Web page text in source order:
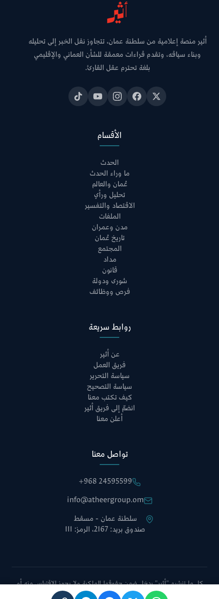
أثير منصة إعلامية من سلطنة عمان، تتجاوز نقل الخبر إلى تحليله
وبناء سياقه، وتقدم قراءات معمقة للشأن العماني والإقليمي
بلغة تحترم عقل القارئ.
الأقسام
الحدث
ما وراء الحدث
عُمان والعالم
تحليل ورأي
الاقتصاد والتفسير
الملفات
مدن وعمران
تاريخ عُمان
المجتمع
مداد
قانون
شورى ودولة
فرص ووظائف
روابط سريعة
عن أثير
فريق العمل
سياسة التحرير
سياسة التصحيح
كيف تكتب معنا
انضمّ إلى فريق أثير
أعلن معنا
تواصل معنا
+968 24595599
info@atheergroup.om
سلطنة عمان - مسقط
صندوق بريد: 2167، الرمز: 111
كل ما تنشره "أثير" يدخل ضمن حقوقها الملكية ولا يجوز الاقتباس منه أو
نقله دون الإشارة إلى الموقع أو أخذ موافقة إدارة التحرير.